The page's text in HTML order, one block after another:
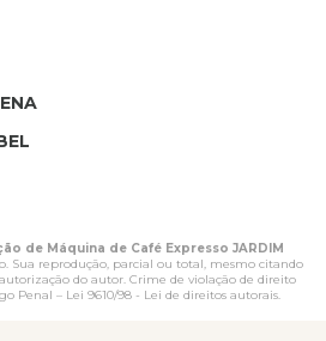
de Máquina de Café Expresso JARDIM
Sua reprodução, parcial ou total, mesmo citando
do autor. Crime de violação de direito
Penal – Lei 9610/98 - Lei de direitos autorais.